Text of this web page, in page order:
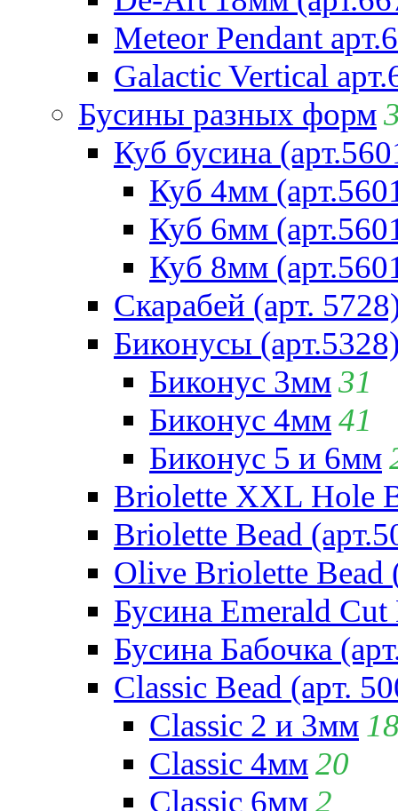
Meteor Pendant
Galactic Vertical
Бусины разных форм
Куб бусина
Куб 4мм
Куб 6мм
Куб 8мм
Скарабей (арт.
Биконусы
Биконус 3мм31
Биконус 4мм41
Биконус 5 и 6мм
Briolette XXL Hole
Briolette Bead
Olive Briolette Bead
Бусина Emerald Cut
Бусина Бабочка
Classic Bead (арт.
Classic 2 и 3мм
Classic 4мм20
Classic 6мм2